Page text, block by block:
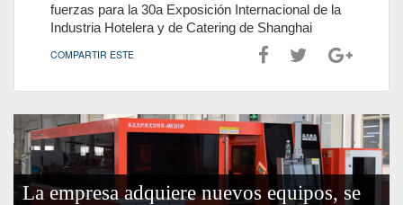
fuerzas para la 30a Exposición Internacional de la
Industria Hotelera y de Catering de Shanghai
COMPARTIR ESTE
La empresa adquiere nuevos equipos, se